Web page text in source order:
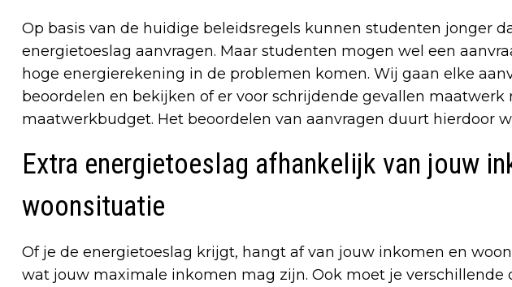
Op basis van de huidige beleidsregels kunnen studenten jonger
energietoeslag aanvragen. Maar studenten mogen wel een
hoge energierekening in de problemen komen. Wij gaan elke
beoordelen en bekijken of er voor schrijdende gevallen maatwerk
maatwerkbudget. Het beoordelen van aanvragen duurt hierdoor
Extra energietoeslag afhankelijk van jouw
woonsituatie
Of je de energietoeslag krijgt, hangt af van jouw inkomen en
wat jouw maximale inkomen mag zijn. Ook moet je verschillende